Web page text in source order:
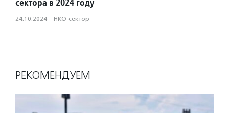
24.10.2024 · НКО-сектор
РЕКОМЕНДУЕМ